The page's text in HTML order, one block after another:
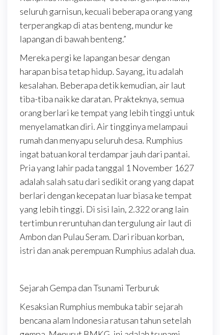
seluruh garnisun, kecuali beberapa orang yang
terperangkap di atas benteng, mundur ke
lapangan di bawah benteng.”
Mereka pergi ke lapangan besar dengan
harapan bisa tetap hidup. Sayang, itu adalah
kesalahan. Beberapa detik kemudian, air laut
tiba-tiba naik ke daratan. Prakteknya, semua
orang berlari ke tempat yang lebih tinggi untuk
menyelamatkan diri. Air tingginya melampaui
rumah dan menyapu seluruh desa. Rumphius
ingat batuan koral terdampar jauh dari pantai.
Pria yang lahir pada tanggal 1 November 1627
adalah salah satu dari sedikit orang yang dapat
berlari dengan kecepatan luar biasa ke tempat
yang lebih tinggi. Di sisi lain, 2.322 orang lain
tertimbun reruntuhan dan tergulung air laut di
Ambon dan Pulau Seram. Dari ribuan korban,
istri dan anak perempuan Rumphius adalah dua.
Sejarah Gempa dan Tsunami Terburuk
Kesaksian Rumphius membuka tabir sejarah
bencana alam Indonesia ratusan tahun setelah